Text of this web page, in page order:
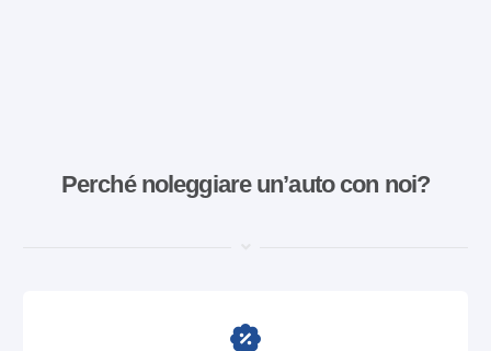
Perché noleggiare un’auto con noi?